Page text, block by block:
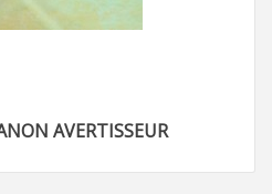
AVERTISSEUR